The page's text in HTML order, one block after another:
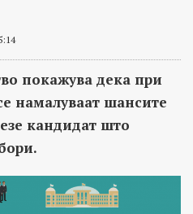
покажува дека при
намалуваат шансите
кандидат што